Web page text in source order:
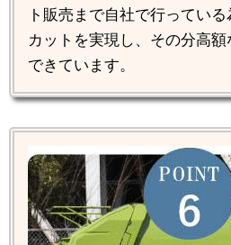
ト販売まで自社で行ってい
カットを実現し、その分高
できています。